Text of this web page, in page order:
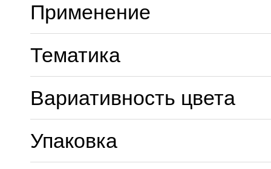
Применение
Тематика
Вариативность цвета
Упаковка